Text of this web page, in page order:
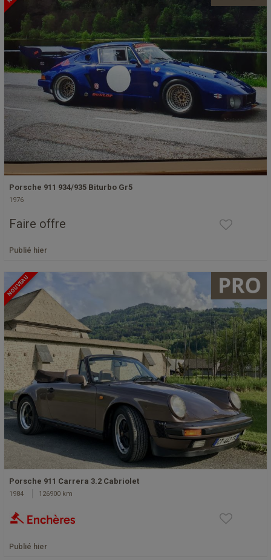
Porsche 911 934/935 Biturbo Gr5
1976
Faire offre
Publié hier
NOUVEAU
Porsche 911 Carrera 3.2 Cabriolet
1984 126900 km
Publié hier